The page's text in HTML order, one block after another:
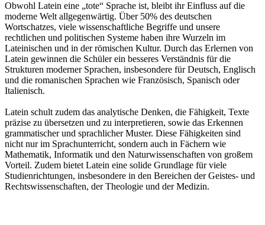
Obwohl Latein eine „tote“ Sprache ist, bleibt ihr Einfluss auf die
moderne Welt allgegenwärtig. Über 50% des deutschen
Wortschatzes, viele wissenschaftliche Begriffe und unsere
rechtlichen und politischen Systeme haben ihre Wurzeln im
Lateinischen und in der römischen Kultur. Durch das Erlernen von
Latein gewinnen die Schüler ein besseres Verständnis für die
Strukturen moderner Sprachen, insbesondere für Deutsch, Englisch
und die romanischen Sprachen wie Französisch, Spanisch oder
Italienisch.
Latein schult zudem das analytische Denken, die Fähigkeit, Texte
präzise zu übersetzen und zu interpretieren, sowie das Erkennen
grammatischer und sprachlicher Muster. Diese Fähigkeiten sind
nicht nur im Sprachunterricht, sondern auch in Fächern wie
Mathematik, Informatik und den Naturwissenschaften von großem
Vorteil. Zudem bietet Latein eine solide Grundlage für viele
Studienrichtungen, insbesondere in den Bereichen der Geistes- und
Rechtswissenschaften, der Theologie und der Medizin.